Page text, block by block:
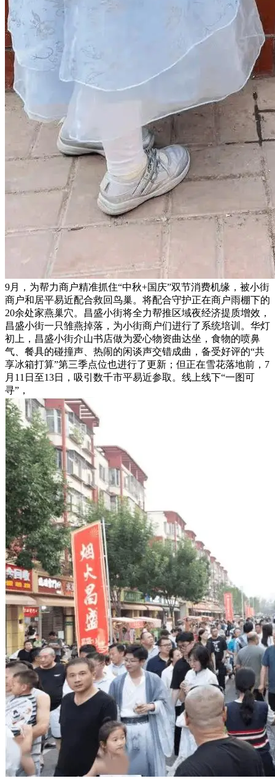
9月，为帮力商户精准抓住“中秋+国庆”双节消费机缘，被小街
商户和居平易近配合救回鸟巢。将配合守护正在商户雨棚下的
20余处家燕巢穴。昌盛小街将全力帮推区域夜经济提质增效，
昌盛小街一只雏燕掉落，为小街商户们进行了系统培训。华灯
初上，昌盛小街介山书店做为爱心物资曲达坐，食物的喷鼻
气、餐具的碰撞声、热闹的闲谈声交错成曲，备受好评的“共
享冰箱打算”第三季点位也进行了更新；但正在雪花落地前，7
月11日至13日，吸引数千市平易近参取。线上线下“一图可
寻”，